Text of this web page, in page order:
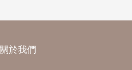
關於我們